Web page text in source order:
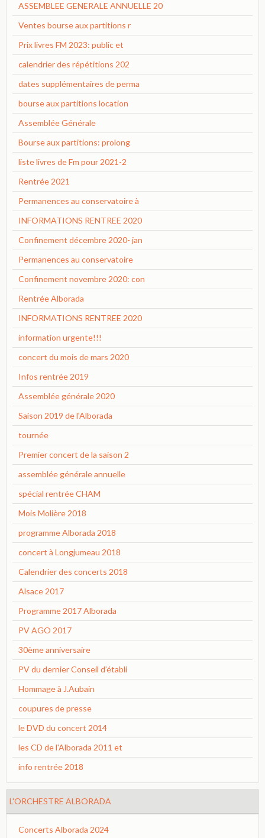
ASSEMBLEE GENERALE ANNUELLE 20
Ventes bourse aux partitions r
Prix livres FM 2023: public et
calendrier des répétitions 202
dates supplémentaires de perma
bourse aux partitions location
Assemblée Générale
Bourse aux partitions: prolong
liste livres de Fm pour 2021-2
Rentrée 2021
Permanences au conservatoire à
INFORMATIONS RENTREE 2020
Confinement décembre 2020- jan
Permanences au conservatoire
Confinement novembre 2020: con
Rentrée Alborada
INFORMATIONS RENTREE 2020
information urgente!!!
concert du mois de mars 2020
Infos rentrée 2019
Assemblée générale 2020
Saison 2019 de l'Alborada
tournée
Premier concert de la saison 2
assemblée générale annuelle
spécial rentrée CHAM
Mois Molière 2018
programme Alborada 2018
concert à Longjumeau 2018
Calendrier des concerts 2018
Alsace 2017
Programme 2017 Alborada
PV AGO 2017
30ème anniversaire
PV du dernier Conseil d’établi
Hommage à J.Aubain
coupures de presse
le DVD du concert 2014
les CD de l'Alborada 2011 et
info rentrée 2018
L'ORCHESTRE ALBORADA
Concerts Alborada 2024